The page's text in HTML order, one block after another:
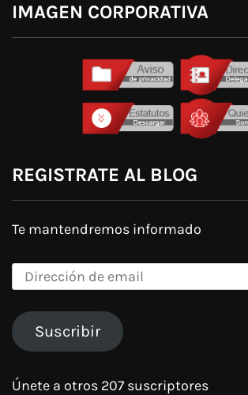
IMAGEN CORPORATIVA
REGISTRATE AL BLOG
Te mantendremos informado
Dirección
emailSuscribir
Únete a otros 207 suscriptores